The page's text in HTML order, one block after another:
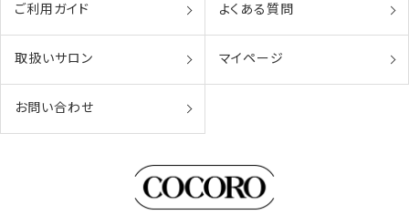
ご利用ガイド よくある質問
取扱いサロン マイページ
お問い合わせ